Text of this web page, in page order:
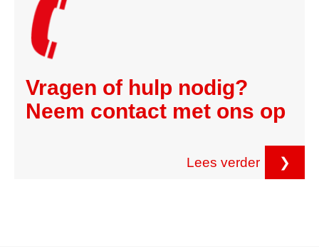
Vragen of hulp nodig?
Neem contact met ons op
Lees verder ❯